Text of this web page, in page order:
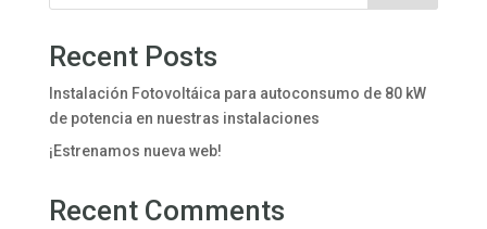
Recent Posts
Instalación Fotovoltáica para autoconsumo de 80 kW
de potencia en nuestras instalaciones
¡Estrenamos nueva web!
Recent Comments